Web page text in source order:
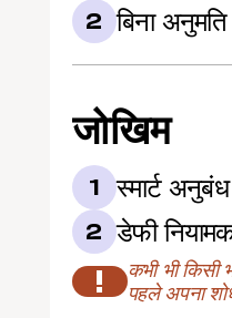
2 बिना
जोखिम
1 स्मार्ट
2 डेफी
!
कभी भी किसी
पहले अपना